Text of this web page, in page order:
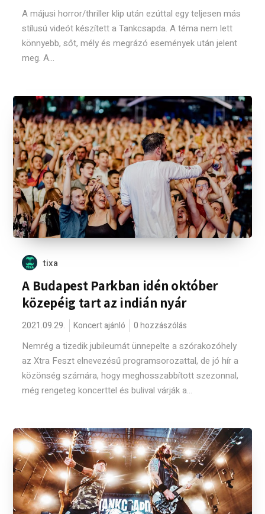
A májusi horror/thriller klip után ezúttal egy teljesen más
stílusú videót készített a Tankcsapda. A téma nem lett
könnyebb, sőt, mély és megrázó események után jelent
meg. A...
tixa
A Budapest Parkban idén október
közepéig tart az indián nyár
2021.09.29. Koncert ajánló 0 hozzászólás
Nemrég a tizedik jubileumát ünnepelte a szórakozóhely
az Xtra Feszt elnevezésű programsorozattal, de jó hír a
közönség számára, hogy meghosszabbított szezonnal,
még rengeteg koncerttel és bulival várják a...